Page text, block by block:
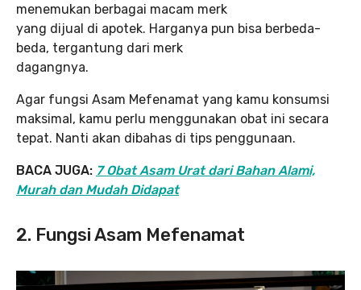
menemukan berbagai macam merk
yang dijual di apotek. Harganya pun bisa berbeda-
beda, tergantung dari merk
dagangnya.
Agar fungsi Asam Mefenamat yang kamu konsumsi
maksimal, kamu perlu menggunakan obat ini secara
tepat. Nanti akan dibahas di tips penggunaan.
BACA JUGA: 7 Obat Asam Urat dari Bahan Alami,
Murah dan Mudah Didapat
2. Fungsi Asam Mefenamat